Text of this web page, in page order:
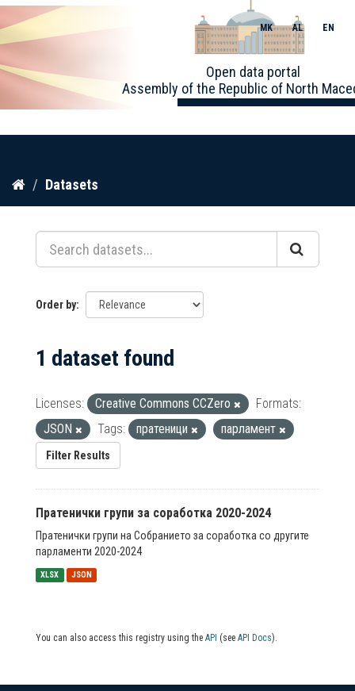
Skip
content
Open data portal
Assembly of the Republic of North
MK AL EN
Datasets
Order by
1 dataset found
Licenses: Creative Commons CCZero
Formats:
JSON
Tags: пратеници парламент
Filter Results
Пратенички групи за соработка 2020-2024
Пратенички групи на Собранието за соработка со другите
парламенти 2020-2024
XLSX JSON
You can also access this registry using the API (see API Docs).